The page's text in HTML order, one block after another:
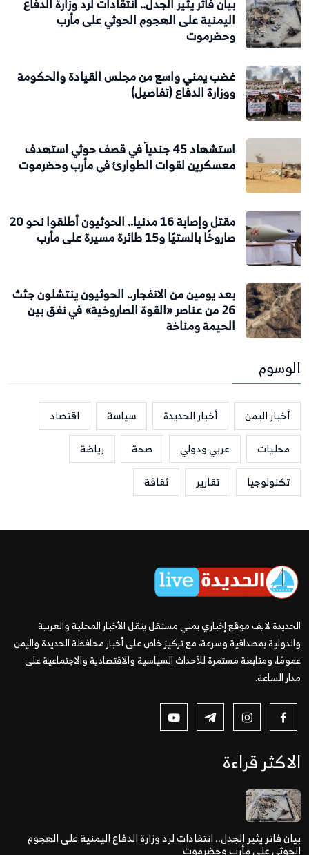
بيان فاتر يثير الجدل.. انتقادات لرد وزارة الدفاع
اليمنية على الهجوم الحوثي على مأرب
وحضرموت
غضب يمني واسع من مجلس القيادة والحكومة
ووزارة الدفاع (تفاصيل)
استشهاد 45 جندياً في قصف حوثي استهدف
معسكرين لقوات الطوارئ في مأرب وحضرموت
مقتل وإصابة 16 مدنيا.. الحوثيون أطلقوا نحو 20
صاروخًا بالستيًا و15 طائرة مسيرة على مأرب
بعد يومين من الانفجار.. الحوثيون ينتشلون جثث
26 من عناصر «القوة الصاروخية» في نفق بين
الحيمة ومناخة
الوسوم
أخبار اليمن أخبار الحديدة سياسة
اقتصاد
محليات
عربي ودولي صحة
رياضة
تكنولوجيا
تقارير ثقافة
الحديدة لايف موقع إخباري يمني مستقل ينقل الأخبار المحلية والعربية
والدولية بمصداقية وسرعة، مع تركيز خاص على أخبار محافظة الحديدة واليمن
عمومًا، ومتابعة مستمرة للأحداث السياسية والاقتصادية والاجتماعية على
مدار الساعة.
الاكثر قراءة
بيان فاتر يثير الجدل.. انتقادات لرد وزارة الدفاع اليمنية على الهجوم
الحوثي على مأرب وحضرموت